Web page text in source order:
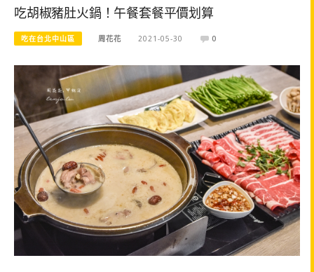
吃胡椒豬肚火鍋！午餐套餐平價划算
吃在台北中山區 周花花 2021-05-30 0